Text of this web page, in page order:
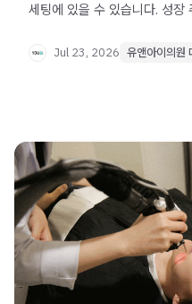
세팅에 있을 수 있습니다. 성장
Jul 23, 2026 유앤아이의원